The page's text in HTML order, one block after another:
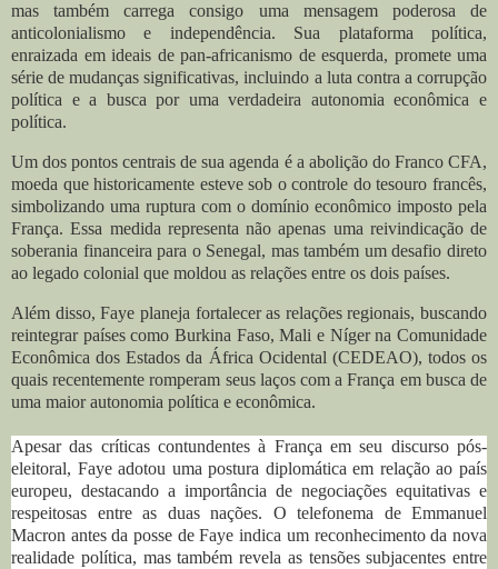
mas também carrega consigo uma mensagem poderosa de
anticolonialismo e independência. Sua plataforma política,
enraizada em ideais de pan-africanismo de esquerda, promete uma
série de mudanças significativas, incluindo a luta contra a corrupção
política e a busca por uma verdadeira autonomia econômica e
política.
Um dos pontos centrais de sua agenda é a abolição do Franco CFA,
moeda que historicamente esteve sob o controle do tesouro francês,
simbolizando uma ruptura com o domínio econômico imposto pela
França. Essa medida representa não apenas uma reivindicação de
soberania financeira para o Senegal, mas também um desafio direto
ao legado colonial que moldou as relações entre os dois países.
Além disso, Faye planeja fortalecer as relações regionais, buscando
reintegrar países como Burkina Faso, Mali e Níger na Comunidade
Econômica dos Estados da África Ocidental (CEDEAO), todos os
quais recentemente romperam seus laços com a França em busca de
uma maior autonomia política e econômica.
Apesar das críticas contundentes à França em seu discurso pós-
eleitoral, Faye adotou uma postura diplomática em relação ao país
europeu, destacando a importância de negociações equitativas e
respeitosas entre as duas nações. O telefonema de Emmanuel
Macron antes da posse de Faye indica um reconhecimento da nova
realidade política, mas também revela as tensões subjacentes entre